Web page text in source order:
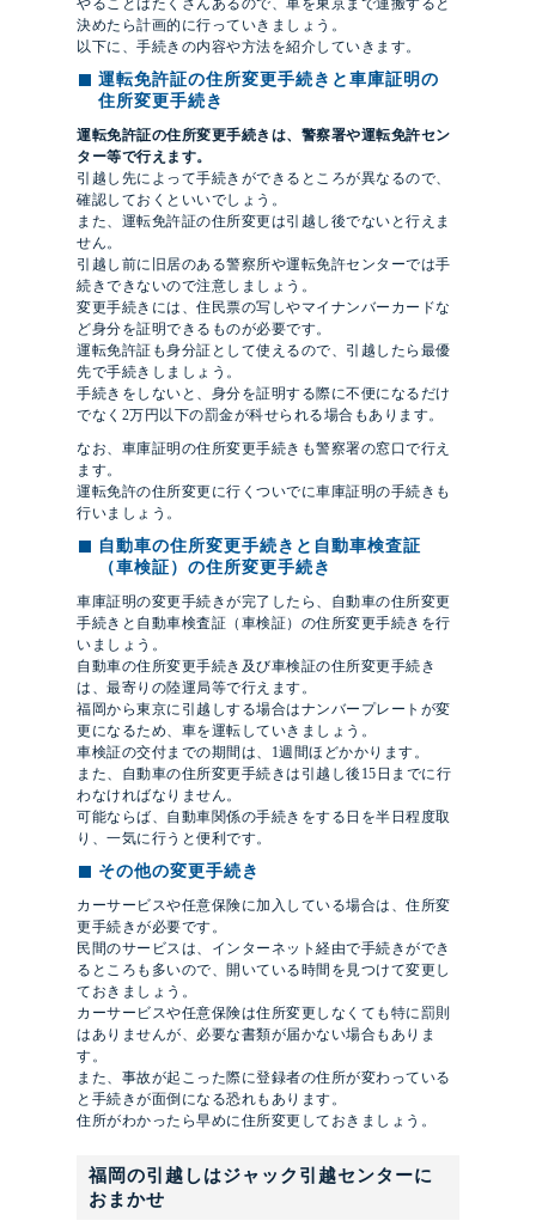
やることはたくさんあるので、車を東京まで運搬すると
決めたら計画的に行っていきましょう。
以下に、手続きの内容や方法を紹介していきます。
運転免許証の住所変更手続きと 車庫証明の
住所変更手続き
運転免許証の住所変更手続きは、警察署や運転免許セン
ター等で行えます。
引越し先によって手続きができるところが異なるので、
確認しておくといいでしょう。
また、運転免許証の住所変更は引越し後でないと行えま
せん。
引越し前に旧居のある警察所や運転免許センターでは手
続きできないので注意しましょう。
変更手続きには、住民票の写しやマイナンバーカードな
ど身分を証明できるものが必要です。
運転免許証も身分証として使えるので、引越したら最優
先で手続きしましょう。
手続きをしないと、身分を証明する際に不便になるだけ
でなく2万円以下の罰金が科せられる場合もあります。
なお、車庫証明の住所変更手続きも警察署の窓口で行え
ます。
運転免許の住所変更に行くついでに車庫証明の手続きも
行いましょう。
自動車の住所変更手続きと自動車検査証
（車検証）の住所変更手続き
車庫証明の変更手続きが完了したら、自動車の住所変更
手続きと自動車検査証（車検証）の住所変更手続きを行
いましょう。
自動車の住所変更手続き及び車検証の住所変更手続き
は、最寄りの陸運局等で行えます。
福岡から東京に引越しする場合はナンバープレートが変
更になるため、車を運転していきましょう。
車検証の交付までの期間は、1週間ほどかかります。
また、自動車の住所変更手続きは引越し後15日までに行
わなければなりません。
可能ならば、自動車関係の手続きをする日を半日程度取
り、一気に行うと便利です。
その他の変更手続き
カーサービスや任意保険に加入している場合は、住所変
更手続きが必要です。
民間のサービスは、インターネット経由で手続きができ
るところも多いので、開いている時間を見つけて変更し
ておきましょう。
カーサービスや任意保険は住所変更しなくても特に罰則
はありませんが、必要な書類が届かない場合もありま
す。
また、事故が起こった際に登録者の住所が変わっている
と手続きが面倒になる恐れもあります。
住所がわかったら早めに住所変更しておきましょう。
福岡の引越しはジャック引越センターに
おまかせ